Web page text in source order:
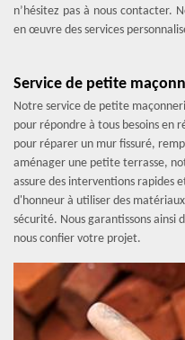
n’hésitez pas à nous contacter.
en œuvre des services
Service de petite
Notre service de petite
pour répondre à tous besoins en
pour réparer un mur fissuré,
aménager une petite terrasse,
assure des interventions rapides
d'honneur à utiliser des
sécurité. Nous garantissons ainsi
nous confier votre projet.